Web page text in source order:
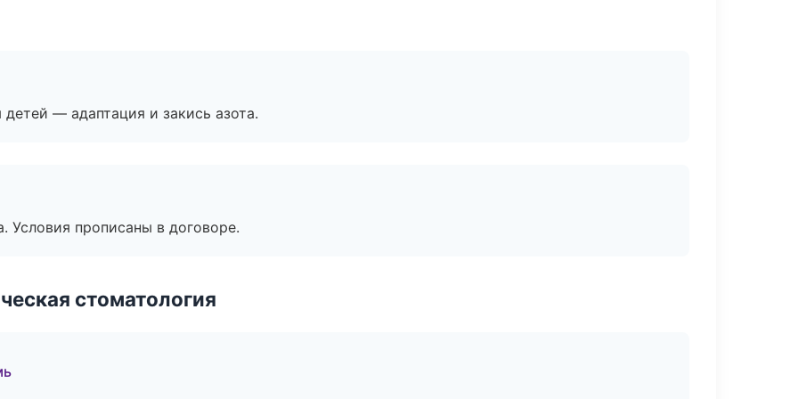
— адаптация и закись азота.
Условия прописаны в договоре.
стоматология